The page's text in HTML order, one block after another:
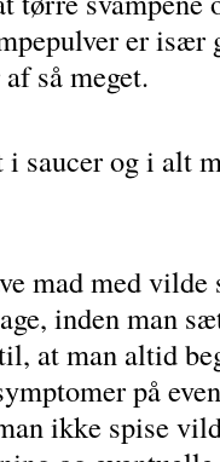
er
så meget.
i saucer og i alt
mad med vilde
inden man
at man altid
på
ikke spise